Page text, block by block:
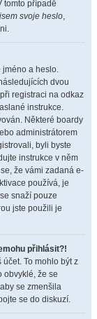
tomto případě
svoje heslo,
jméno a heslo.
dvou
registraci na odkaz
instrukce.
Některé boardy
administrátorem
byli byste
instrukce v něm
že vámi zadaná e-
používá, je
snaží pouze
jste použili je
přihlásit?!
To mohlo být z
obvyklé, že se
se zmenšila
se do diskuzí.